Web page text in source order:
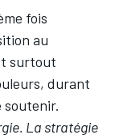
fois
au
surtout
durant
soutenir.
La stratégie